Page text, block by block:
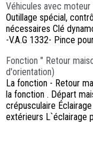
Véhicules avec
Outillage spécial,
nécessaires Clé
-V.A.G 1332- Pince
Fonction " Retour
d'orientation)
La fonction - Retour
la fonction . Départ
crépusculaire
extérieurs L`éclairage